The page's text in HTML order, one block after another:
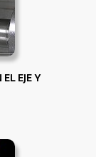
EJE Y